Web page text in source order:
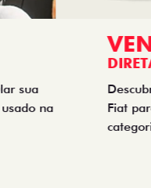
descontos em um novo
taxistas e outras